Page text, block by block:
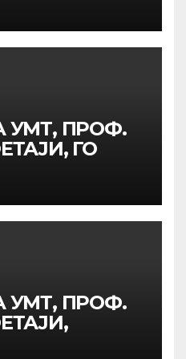
ЈА
И
УМТ, ПРОФ.
ГО
АД МЕПСО,
УМТ, ПРОФ.
СРЕДБА